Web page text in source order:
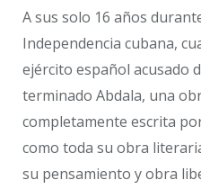
A sus solo 16 años
Independencia cubana,
ejército español acusado
terminado Abdala, una
completamente escrita
como toda su obra
su pensamiento y obra